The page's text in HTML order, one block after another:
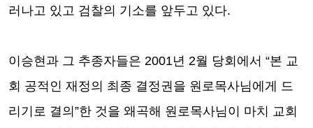
러나고 있고 검찰의 기소를 앞두고 있다.
이승현과 그 추종자들은 2001년 2월 당회에서 “본 교
회 공적인 재정의 최종 결정권을 원로목사님에게 드
리기로 결의 ”한 것을 왜곡해 원로목사님이 마치 교회